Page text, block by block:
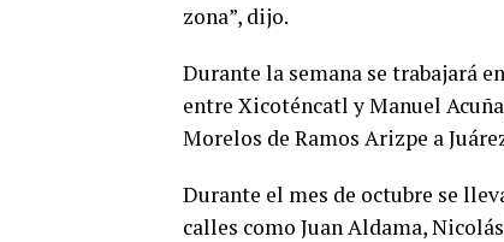
zona”, dijo.
Durante la semana se trabajará
entre Xicoténcatl y Manuel
Morelos de Ramos Arizpe a
Durante el mes de octubre se
calles como Juan Aldama,